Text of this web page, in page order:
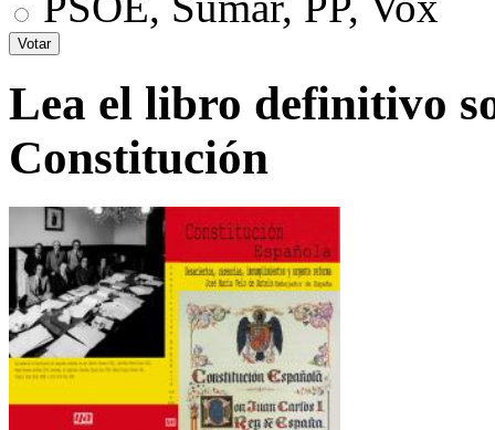
Lea el libro definitivo
Constitución